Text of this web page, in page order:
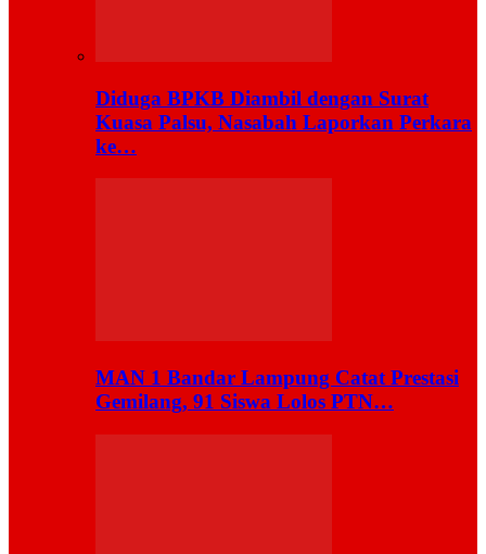
Diduga BPKB Diambil dengan Surat
Kuasa Palsu, Nasabah Laporkan Perkara
ke…
MAN 1 Bandar Lampung Catat Prestasi
Gemilang, 91 Siswa Lolos PTN…